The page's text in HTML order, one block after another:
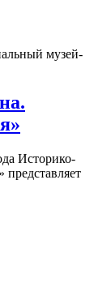
музей-
Историко-